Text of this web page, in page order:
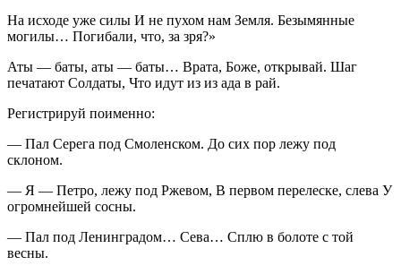
На исходе уже силы И не пухом нам Земля. Безымянные
могилы… Погибали, что, за зря?»
Аты — баты, аты — баты… Врата, Боже, открывай. Шаг
печатают Солдаты, Что идут из из ада в рай.
Регистрируй поименно:
— Пал Серега под Смоленском. До сих пор лежу под
склоном.
— Я — Петро, лежу под Ржевом, В первом перелеске, слева У
огромнейшей сосны.
— Пал под Ленинградом… Сева… Сплю в болоте с той
весны.